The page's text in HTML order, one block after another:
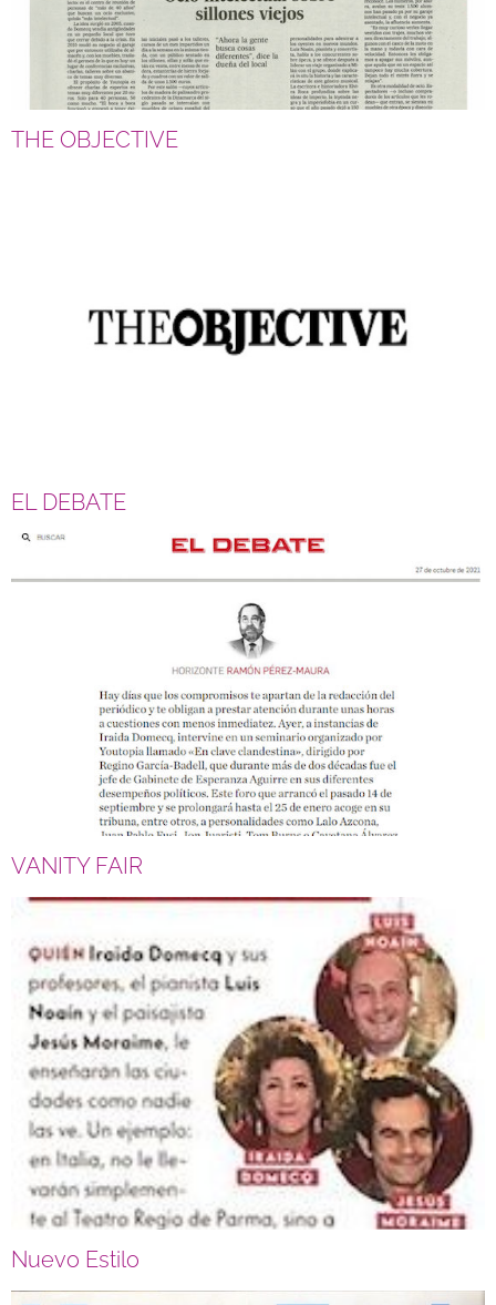
THE OBJECTIVE
EL DEBATE
VANITY FAIR
Nuevo Estilo